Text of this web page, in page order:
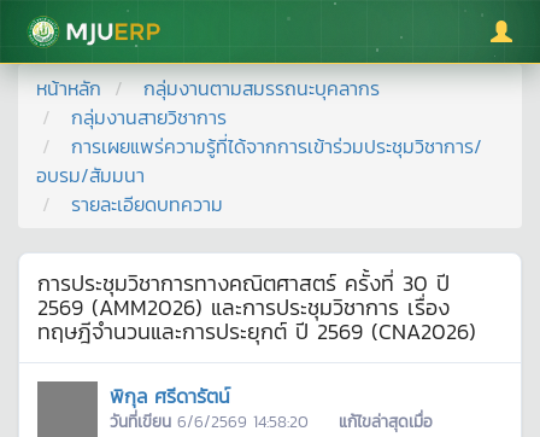
มหาวิทยาลัยแม่โจ้
หน้าหลัก
กลุ่มงานตามสมรรถนะบุคลากร
กลุ่มงานสายวิชาการ
การเผยแพร่ความรู้ที่ได้จากการเข้าร่วมประชุมวิชาการ/
อบรม/สัมมนา
รายละเอียดบทความ
การประชุมวิชาการทางคณิตศาสตร์ ครั้งที่ 30 ปี
2569 (AMM2026) และการประชุมวิชาการ เรื่อง
ทฤษฎีจำนวนและการประยุกต์ ปี 2569 (CNA2026)
พิกุล ศรีดารัตน์
วันที่เขียน 6/6/2569 14:58:20
แก้ไขล่าสุดเมื่อ